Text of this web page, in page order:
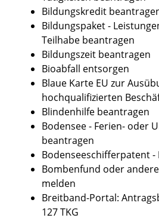
Bildungskredit
Bildungspaket -
Teilhabe beantragen
Bildungszeit beantragen
Bioabfall entsorgen
Blaue Karte EU zur
hochqualifizierten
Blindenhilfe beantragen
Bodensee - Ferien- oder
beantragen
Bodenseeschifferpatent -
Bombenfund oder
melden
Breitband-Portal:
127 TKG